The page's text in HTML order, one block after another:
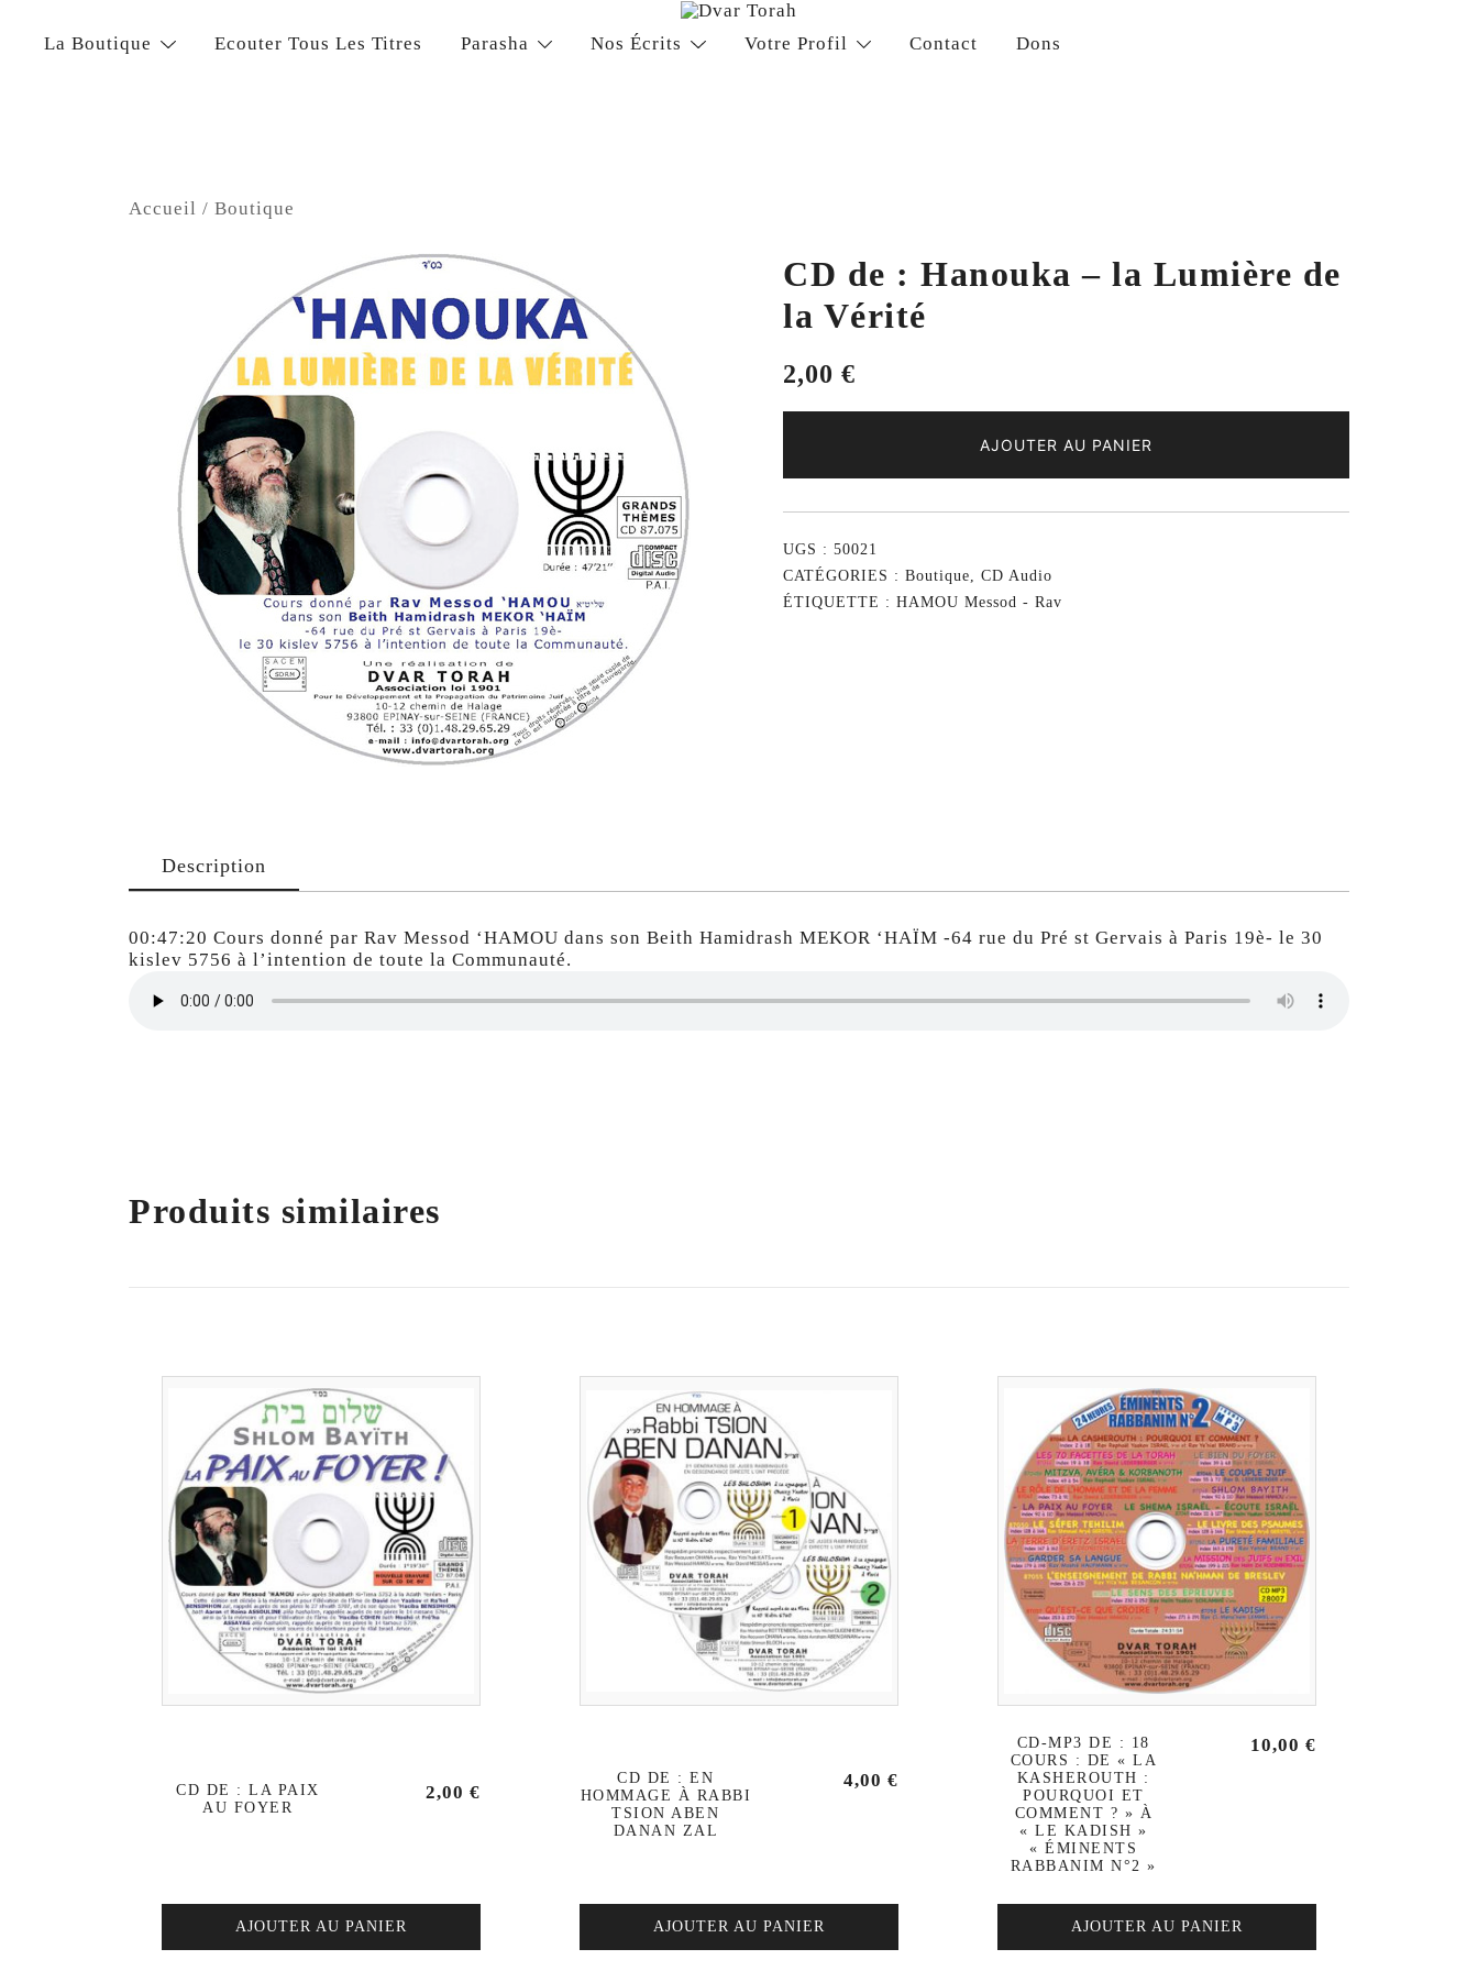
contentDvar Torah
Diffusion de cours de Torah et d'événements liés à la vie juive de grande qualité
La Boutique Ecouter Tous Les Titres Parasha Nos Écrits Votre Profil Contact Dons
Accueil / Boutique
CD de : Hanouka – la Lumière de
la Vérité
2,00 €
AJOUTER AU PANIER
UGS : 50021
CATÉGORIES : Boutique
CD Audio
ÉTIQUETTE : HAMOU Messod - Rav
Description
00:47:20 Cours donné par Rav Messod ‘HAMOU dans son Beith Hamidrash MEKOR ‘HAÏM -64 rue du Pré st Gervais à Paris 19è- le 30
kislev 5756 à l’intention de toute la Communauté.
Produits similaires
CD DE : LA PAIX
AU FOYER
2,00 €
AJOUTER AU PANIER
CD DE : EN
HOMMAGE À RABBI
TSION ABEN
DANAN ZAL
4,00 €
AJOUTER AU PANIER
CD-MP3 DE : 18
COURS : DE « LA
KASHEROUTH :
POURQUOI ET
COMMENT ? » À
« LE KADISH »
« ÉMINENTS
RABBANIM N°2 »
10,00 €
AJOUTER AU PANIER